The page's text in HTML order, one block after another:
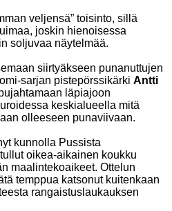
veljensä” toisinto, sillä
joskin hienoisessa
soljuvaa näytelmää.
siirtyäkseen punanuttujen
sarjan pistepörssikärki Antti
läpiajoon
keskialueella mitä
olleeseen punaviivaan.
kunnolla Pussista
oikea-aikainen koukku
maalintekoaikeet. Ottelun
temppua katsonut kuitenkaan
rangaistuslaukauksen